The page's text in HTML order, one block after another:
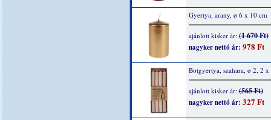
Gyertya, arany, ø 6 x 10 cm
ajánlott kisker ár:(1 670 Ft)
nagyker nettó ár: 978 Ft
Botgyertya, szahara, ø 2, 2 x
ajánlott kisker ár:(565 Ft)
nagyker nettó ár: 327 Ft